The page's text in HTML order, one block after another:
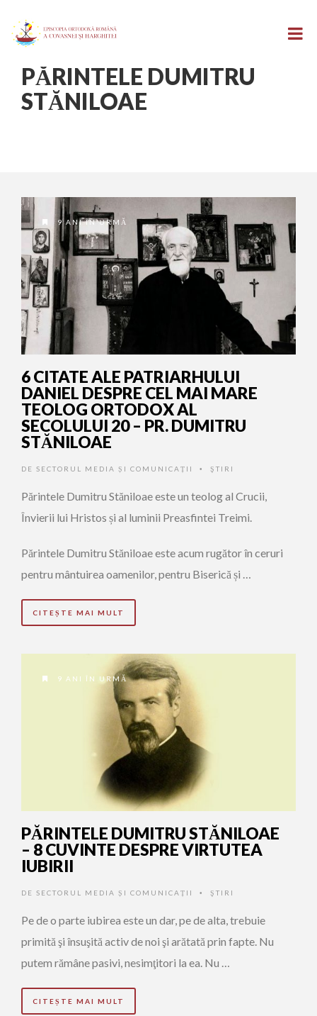
PĂRINTELE DUMITRU
STĂNILOAE
9 ANI ÎN URMĂ
6 CITATE ALE PATRIARHULUI
DANIEL DESPRE CEL MAI MARE
TEOLOG ORTODOX AL
SECOLULUI 20 – PR. DUMITRU
STĂNILOAE
DE SECTORUL MEDIA ȘI COMUNICAȚII • ŞTIRI
Părintele Dumitru Stăniloae este un teolog al Crucii,
Învierii lui Hristos și al luminii Preasfintei Treimi.
Părintele Dumitru Stăniloae este acum rugător în ceruri
pentru mântuirea oamenilor, pentru Biserică și …
CITEȘTE MAI MULT
9 ANI ÎN URMĂ
PĂRINTELE DUMITRU STĂNILOAE
– 8 CUVINTE DESPRE VIRTUTEA
IUBIRII
DE SECTORUL MEDIA ȘI COMUNICAȚII • ŞTIRI
Pe de o parte iubirea este un dar, pe de alta, trebuie
primită şi însuşită activ de noi şi arătată prin fapte. Nu
putem rămâne pasivi, nesimţitori la ea. Nu …
CITEȘTE MAI MULT